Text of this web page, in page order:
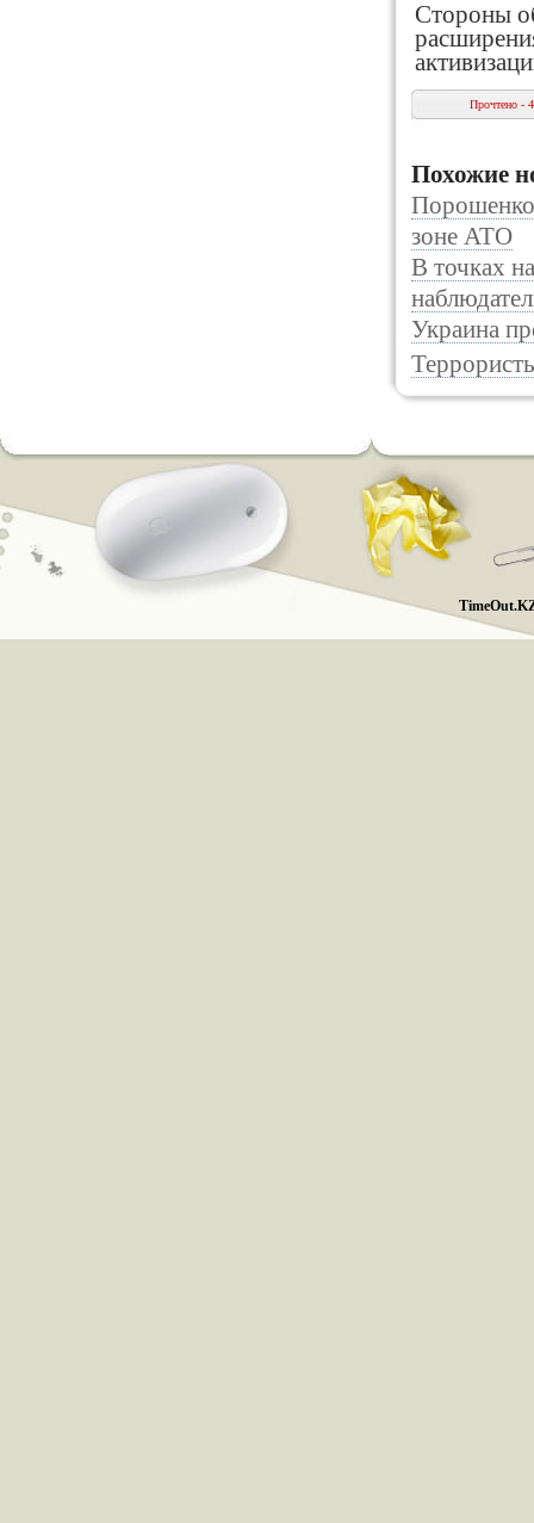
Стороны
Прочтено -
Похожие
зоне АТО
В точках
Украина